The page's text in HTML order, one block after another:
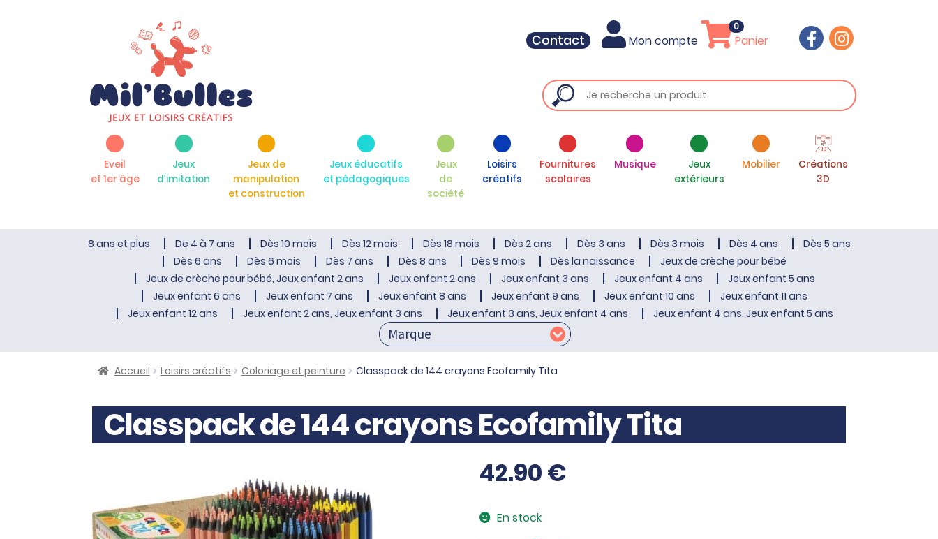
Contact Mon compte Panier
0
Eveil
et 1er âge
Jeux
d’imitation
Jeux de
manipulation
et construction
Jeux éducatifs
et pédagogiques
Jeux
de
société
Loisirs
créatifs
Fournitures
scolaires
Musique
Jeux
extérieurs
Mobilier
Créations
3D
8 ans et plus De 4 à 7 ans Dès 10 mois Dès 12 mois Dès 18 mois Dès 2 ans Dès 3 ans Dès 3 mois Dès 4 ans
Dès 5 ans
Dès 6 ans
Dès 6 mois Dès 7 ans Dès 8 ans Dès 9 mois Dès la naissance
Jeux de crèche pour bébé
Jeux de crèche pour bébé, Jeux enfant 2 ans
Jeux enfant 2 ans Jeux enfant 3 ans Jeux enfant 4 ans
Jeux enfant 5 ans
Jeux enfant 6 ans
Jeux enfant 7 ans Jeux enfant 8 ans Jeux enfant 9 ans Jeux enfant 10 ans
Jeux enfant 11 ans
Jeux enfant 12 ans
Jeux enfant 2 ans, Jeux enfant 3 ans Jeux enfant 3 ans, Jeux enfant 4 ans Jeux enfant 4 ans, Jeux enfant 5 ans
Accueil Loisirs créatifs Coloriage et peinture Classpack de 144 crayons Ecofamily Tita
Classpack de 144 crayons Ecofamily Tita
42.90€
En stock